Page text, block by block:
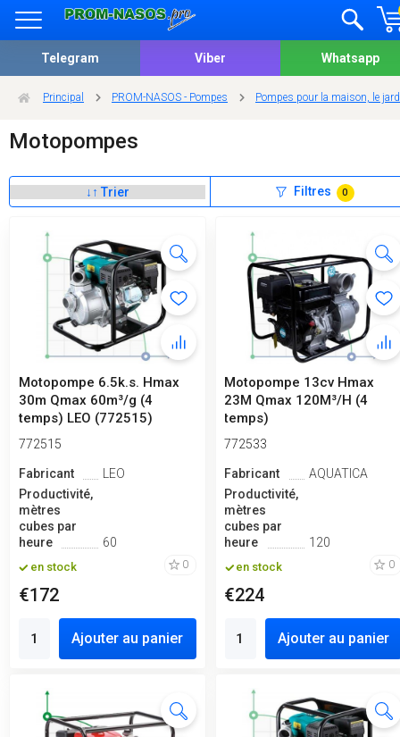
Telegram Viber Whatsapp
Principal PROM-NASOS - Pompes Pompes pour la maison, le
Motopompes
Filtres 0
Motopompe 6.5k.s. Hmax
30m Qmax 60m³/g (4
temps) LEO (772515)
772515
Fabricant
LEO
Productivité,
mètres
cubes par
heure
60
en stock 0
€172
Ajouter au panier
Motopompe 13cv Hmax
23M Qmax 120M³/H (4
temps)
772533
Fabricant
AQUATICA
Productivité,
mètres
cubes par
heure
120
en stock 0
€224
Ajouter au panier